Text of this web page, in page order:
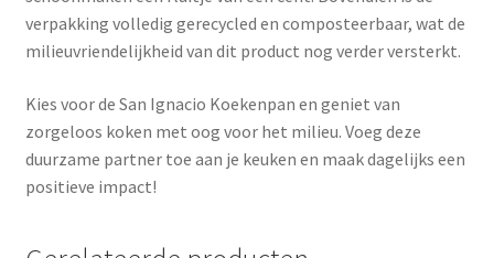
verpakking volledig gerecycled en composteerbaar, wat de
milieuvriendelijkheid van dit product nog verder versterkt.
Kies voor de San Ignacio Koekenpan en geniet van
zorgeloos koken met oog voor het milieu. Voeg deze
duurzame partner toe aan je keuken en maak dagelijks een
positieve impact!